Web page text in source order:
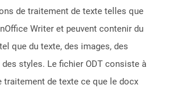
de traitement de texte telles que
Writer et peuvent contenir du
que du texte, des images, des
styles. Le fichier ODT consiste à
traitement de texte ce que le docx